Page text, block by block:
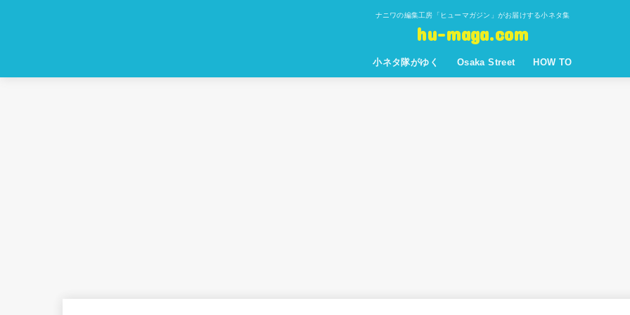
ナニワの編集工房「ヒューマガジン」がお届けする小ネタ集
hu-maga.com
小ネタ隊がゆく Osaka Street HOW TO